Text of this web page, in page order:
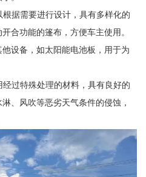
据需要进行设计，具有多样化的
合功能的篷布，方便车主使用。
设备，如太阳能电池板，用于为
过特殊处理的材料，具有良好的
、风吹等恶劣天气条件的侵蚀，